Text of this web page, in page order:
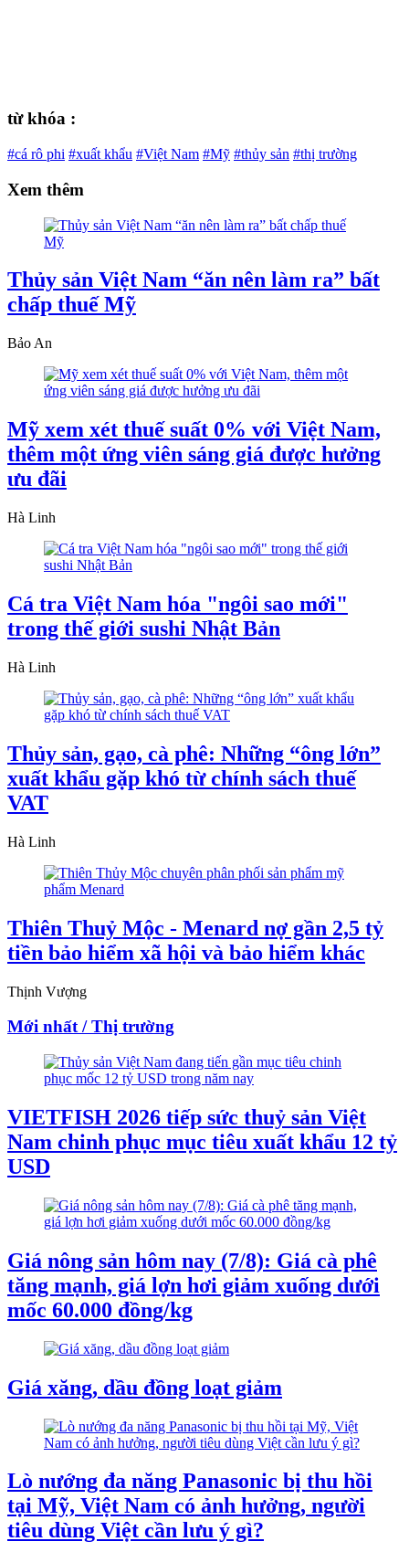
từ khóa :
#cá rô phi #xuất khẩu #Việt Nam #Mỹ #thủy sản #thị trường
Xem thêm
Thủy sản Việt Nam “ăn nên làm ra” bất
chấp thuế Mỹ
Bảo An
Mỹ xem xét thuế suất 0% với Việt Nam,
thêm một ứng viên sáng giá được hưởng
ưu đãi
Hà Linh
Cá tra Việt Nam hóa "ngôi sao mới"
trong thế giới sushi Nhật Bản
Hà Linh
Thủy sản, gạo, cà phê: Những “ông lớn”
xuất khẩu gặp khó từ chính sách thuế
VAT
Hà Linh
Thiên Thuỷ Mộc - Menard nợ gần 2,5 tỷ
tiền bảo hiểm xã hội và bảo hiểm khác
Thịnh Vượng
Mới nhất / Thị trường
VIETFISH 2026 tiếp sức thuỷ sản Việt
Nam chinh phục mục tiêu xuất khẩu 12 tỷ
USD
Giá nông sản hôm nay (7/8): Giá cà phê
tăng mạnh, giá lợn hơi giảm xuống dưới
mốc 60.000 đồng/kg
Giá xăng, dầu đồng loạt giảm
Lò nướng đa năng Panasonic bị thu hồi
tại Mỹ, Việt Nam có ảnh hưởng, người
tiêu dùng Việt cần lưu ý gì?